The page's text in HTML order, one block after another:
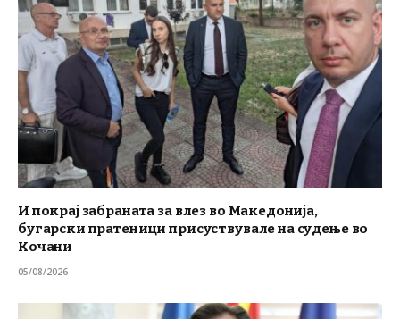
И покрај забраната за влез во Македонија,
бугарски пратеници присуствувале на судење во
Кочани
05/08/2026